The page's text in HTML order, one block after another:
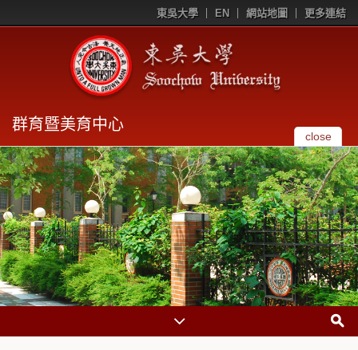
東吳大學 EN 網站地圖 更多連結
群育暨美育中心
close